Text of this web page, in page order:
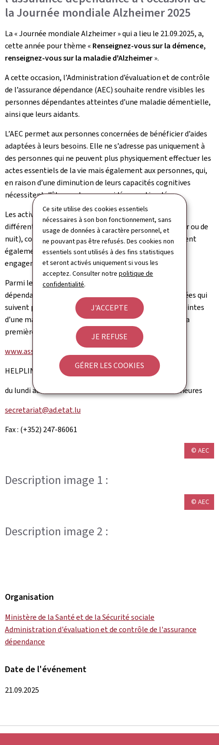
Ce site utilise des cookies essentiels
nécessaires à son bon fonctionnement, sans
usage de données à caractère personnel, et
ne pouvant pas être refusés. Des cookies non
essentiels sont utilisés à des fins statistiques
et seront activés uniquement si vous les
acceptez. Consulter notrepolitique de
confidentialité.
J'ACCEPTE
JE REFUSE
GÉRER LES COOKIES
la Journée mondiale Alzheimer 2025
La « Journée mondiale Alzheimer » qui a lieu le 21.09.2025, a,
cette année pour thème « Renseignez-vous sur la démence,
renseignez-vous sur la maladie d'Alzheimer».
A cette occasion, l’Administration d’évaluation et de contrôle
de l’assurance dépendance (AEC) souhaite rendre visibles les
personnes dépendantes atteintes d’une maladie démentielle,
ainsi que leurs aidants.
L’AEC permet aux personnes concernées de bénéficier d’aides
adaptées à leurs besoins. Elle ne s’adresse pas uniquement à
des personnes qui ne peuvent plus physiquement effectuer les
actes essentiels de la vie mais également aux personnes, qui,
en raison d’une diminution de leurs capacités cognitives
nécessitent d’être soutenues, guidées ou stimulées.
Les activités d’appui à l’indépendance, tout comme les
différents types de gardes (à domicile, en centre de jour ou de
nuit), complètent cet accompagnement. Elles apportent
également un soutien précieux aux aidants dans leur
engagement quotidien.
Parmi les plus de 17 000 bénéficiaires de l’assurance
dépendance recensés au 1er septembre 2025, les données qui
suivent portent spécifiquement sur les personnes atteintes
d’une maladie démentielle. Ces maladies constituent la
première cause de dépendance au Luxembourg.
www.assurance-dependance.lu
HELPLINE SECRETARIAT (+352) 247-86060
du lundi au vendredi de 8.30 à 11.30 et de 13.30 à 16.30 heures
secretariat@ad.etat.lu
Fax : (+352) 247-86061
© AEC
Description image 1 :
© AEC
Description image 2 :
Organisation
Ministère de la Santé et de la Sécurité sociale
Administration d'évaluation et de contrôle de l'assurance
dépendance
Date de l'événement
21.09.2025